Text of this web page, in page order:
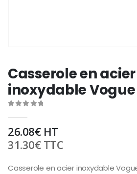
Casserole en acier
inoxydable
26.08€HT
31.30€TTC
Casserole en acier inoxydable